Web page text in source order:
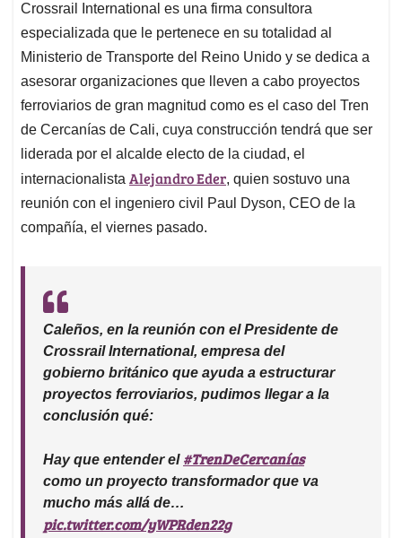
Crossrail International es una firma consultora
especializada que le pertenece en su totalidad al
Ministerio de Transporte del Reino Unido y se dedica a
asesorar organizaciones que lleven a cabo proyectos
ferroviarios de gran magnitud como es el caso del Tren
de Cercanías de Cali, cuya construcción tendrá que ser
liderada por el alcalde electo de la ciudad, el
internacionalista Alejandro Eder, quien sostuvo una
reunión con el ingeniero civil Paul Dyson, CEO de la
compañía, el viernes pasado.
Caleños, en la reunión con el Presidente de
Crossrail International, empresa del
gobierno británico que ayuda a estructurar
proyectos ferroviarios, pudimos llegar a la
conclusión qué:
Hay que entender el #TrenDeCercanías
como un proyecto transformador que va
mucho más allá de…
pic.twitter.com/yWPRden22g